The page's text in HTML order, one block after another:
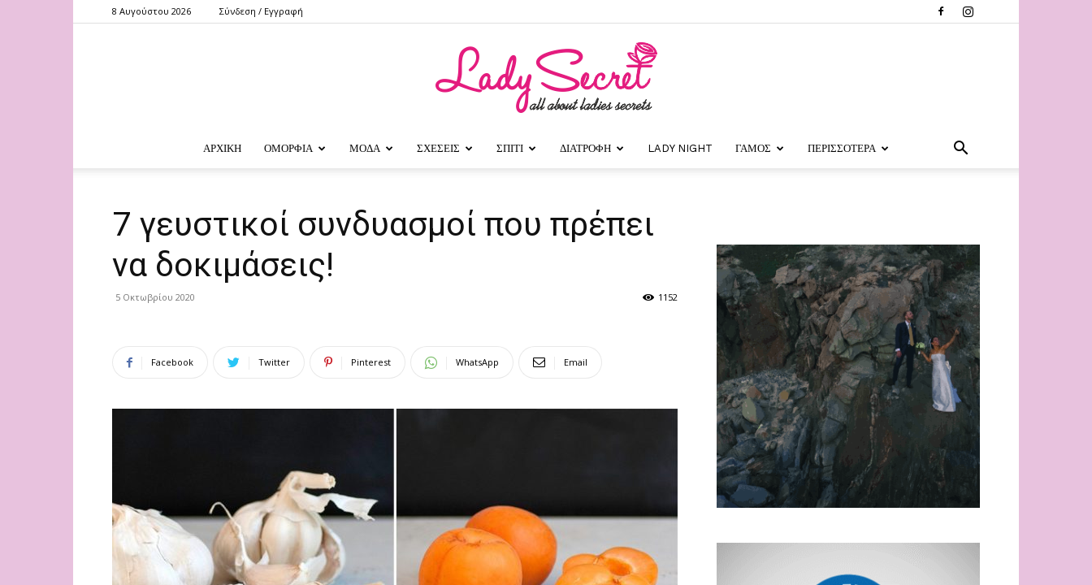
8 Αυγούστου 2026 Σύνδεση / Εγγραφή
ΑΡΧΙΚΗ ΟΜΟΡΦΙΑ ΜΟΔΑ ΣΧΕΣΕΙΣ ΣΠΙΤΙ ΔΙΑΤΡΟΦΗ LADY NIGHT ΓΑΜΟΣ ΠΕΡΙΣΣΟΤΕΡΑ
7 γευστικοί συνδυασμοί που πρέπει
να δοκιμάσεις!
5 Οκτωβρίου 2020 1152
Facebook Twitter Pinterest WhatsApp Email